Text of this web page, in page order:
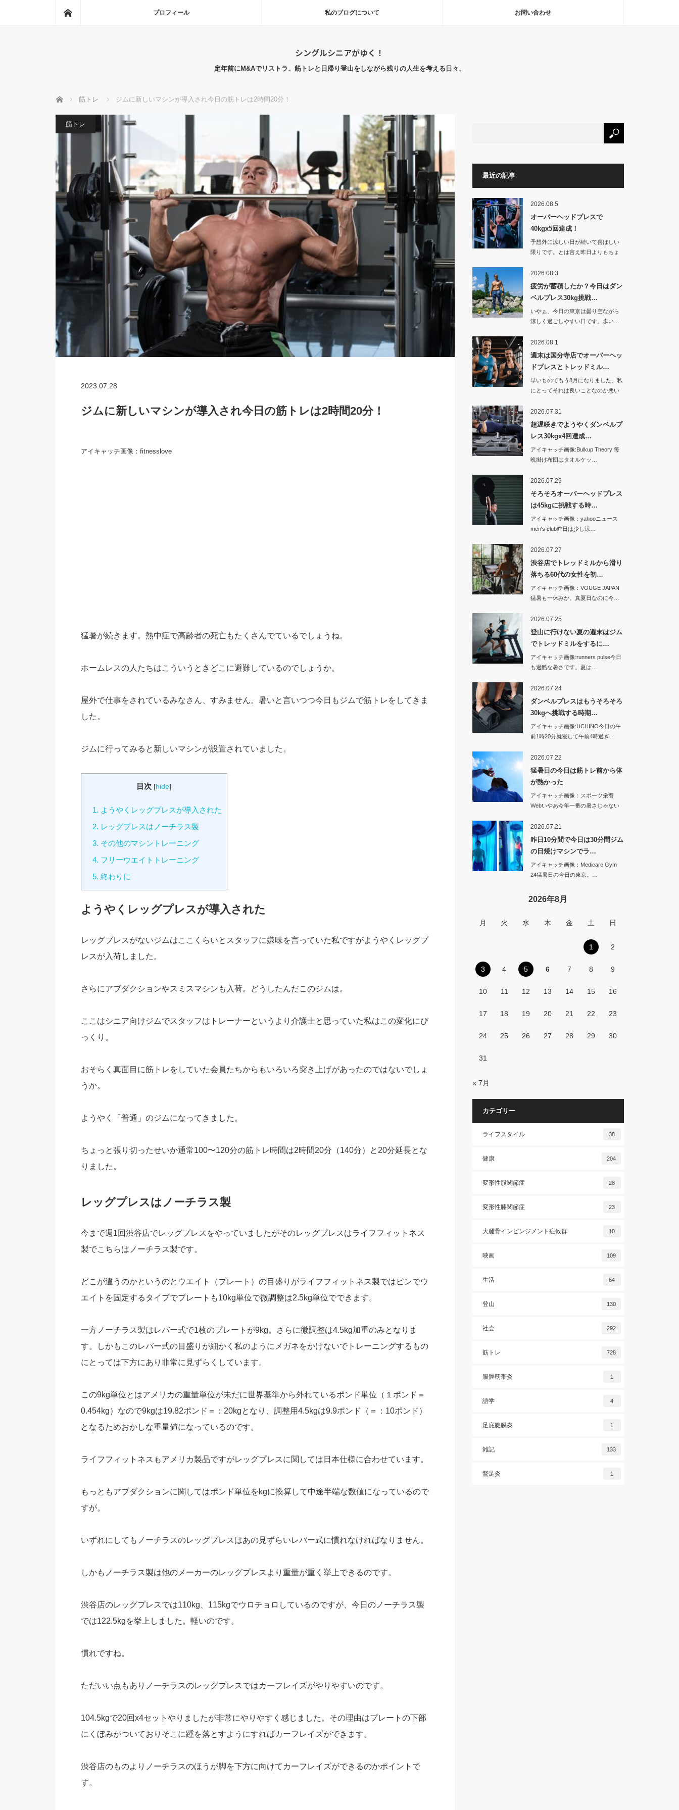
プロフィール 私のブログについて お問い合わせ
シングルシニアがゆく！
定年前にM&Aでリストラ。筋トレと日帰り登山をしながら残りの人生を考える日々。
ホーム 筋トレ ジムに新しいマシンが導入され今日の筋トレは2時間20分！
筋トレ
2023.07.28
ジムに新しいマシンが導入され今日の筋トレは2時間20分！
アイキャッチ画像：fitnesslove
猛暑が続きます。熱中症で高齢者の死亡もたくさんでているでしょうね。
ホームレスの人たちはこういうときどこに避難しているのでしょうか。
屋外で仕事をされているみなさん、すみません。暑いと言いつつ今日もジムで筋トレをしてきま
した。
ジムに行ってみると新しいマシンが設置されていました。
目次 [hide]
1. ようやくレッグプレスが導入された
2. レッグプレスはノーチラス製
3. その他のマシントレーニング
4. フリーウエイトトレーニング
5. 終わりに
ようやくレッグプレスが導入された
レッグプレスがないジムはここくらいとスタッフに嫌味を言っていた私ですがようやくレッグプ
レスが入荷しました。
さらにアブダクションやスミスマシンも入荷。どうしたんだこのジムは。
ここはシニア向けジムでスタッフはトレーナーというより介護士と思っていた私はこの変化にび
っくり。
おそらく真面目に筋トレをしていた会員たちからもいろいろ突き上げがあったのではないでしょ
うか。
ようやく「普通」のジムになってきました。
ちょっと張り切ったせいか通常100〜120分の筋トレ時間は2時間20分（140分）と20分延長とな
りました。
レッグプレスはノーチラス製
今まで週1回渋谷店でレッグプレスをやっていましたがそのレッグプレスはライフフィットネス
製でこちらはノーチラス製です。
どこが違うのかというのとウエイト（プレート）の目盛りがライフフィットネス製ではピンでウ
エイトを固定するタイプでプレートも10kg単位で微調整は2.5kg単位でできます。
一方ノーチラス製はレバー式で1枚のプレートが9kg。さらに微調整は4.5kg加重のみとなりま
す。しかもこのレバー式の目盛りが細かく私のようにメガネをかけないでトレーニングするもの
にとっては下方にあり非常に見ずらくしています。
この9kg単位とはアメリカの重量単位が未だに世界基準から外れているポンド単位（１ポンド＝
0.454kg）なので9kgは19.82ポンド＝：20kgとなり、調整用4.5kgは9.9ポンド（＝：10ポンド）
となるためおかしな重量値になっているのです。
ライフフィットネスもアメリカ製品ですがレッグプレスに関しては日本仕様に合わせています。
もっともアブダクションに関してはポンド単位をkgに換算して中途半端な数値になっているので
すが。
いずれにしてもノーチラスのレッグプレスはあの見ずらいレバー式に慣れなければなりません。
しかもノーチラス製は他のメーカーのレッグプレスより重量が重く挙上できるのです。
渋谷店のレッグプレスでは110kg、115kgでウロチョロしているのですが、今日のノーチラス製
では122.5kgを挙上しました。軽いのです。
慣れですね。
ただいい点もありノーチラスのレッグプレスではカーフレイズがやりやすいのです。
104.5kgで20回x4セットやりましたが非常にやりやすく感じました。その理由はプレートの下部
にくぼみがついておりそこに踵を落とすようにすればカーフレイズができます。
渋谷店のものよりノーチラスのほうが脚を下方に向けてカーフレイズができるのかポイントで
す。
最近の記事
2026.08.5
オーバーヘッドプレスで
40kgx5回達成！
予想外に涼しい日が続いて喜ばしい
限りです。とは言え昨日よりもちょ
2026.08.3
疲労が蓄積したか？今日はダン
ベルプレス30kg挑戦…
いやぁ、今日の東京は曇り空ながら
涼しく過ごしやすい日です。歩い…
2026.08.1
週末は国分寺店でオーバーヘッ
ドプレスとトレッドミル…
早いものでもう8月になりました。私
にとってそれは良いことなのか悪い
2026.07.31
超遅咲きでようやくダンベルプ
レス30kgx4回達成…
アイキャッチ画像:Bulkup Theory 毎
晩掛け布団はタオルケッ…
2026.07.29
そろそろオーバーヘッドプレス
は45kgに挑戦する時…
アイキャッチ画像：yahooニュース
men's club昨日は少し涼…
2026.07.27
渋谷店でトレッドミルから滑り
落ちる60代の女性を初…
アイキャッチ画像：VOUGE JAPAN
猛暑も一休みか。真夏日なのに今…
2026.07.25
登山に行けない夏の週末はジム
でトレッドミルをするに…
アイキャッチ画像:runners pulse今日
も過酷な暑さです。夏は…
2026.07.24
ダンベルプレスはもうそろそろ
30kgへ挑戦する時期…
アイキャッチ画像:UCHINO今日の午
前1時20分就寝して午前4時過ぎ…
2026.07.22
猛暑日の今日は筋トレ前から体
が熱かった
アイキャッチ画像：スポーツ栄養
Webいやあ今年一番の暑さじゃない
2026.07.21
昨日10分間で今日は30分間ジム
の日焼けマシンでラ…
アイキャッチ画像：Medicare Gym
24猛暑日の今日の東京。…
2026年8月
月 火 水 木 金 土 日
1 2
3 4 5 6 7 8 9
10 11 12 13 14 15 16
17 18 19 20 21 22 23
24 25 26 27 28 29 30
31
« 7月
カテゴリー
ライフスタイル 38
健康 204
変形性股関節症 28
変形性膝関節症 23
大腿骨インピンジメント症候群 10
映画 109
生活 64
登山 130
社会 292
筋トレ 728
腸脛靭帯炎 1
語学 4
足底腱膜炎 1
雑記 133
鵞足炎 1